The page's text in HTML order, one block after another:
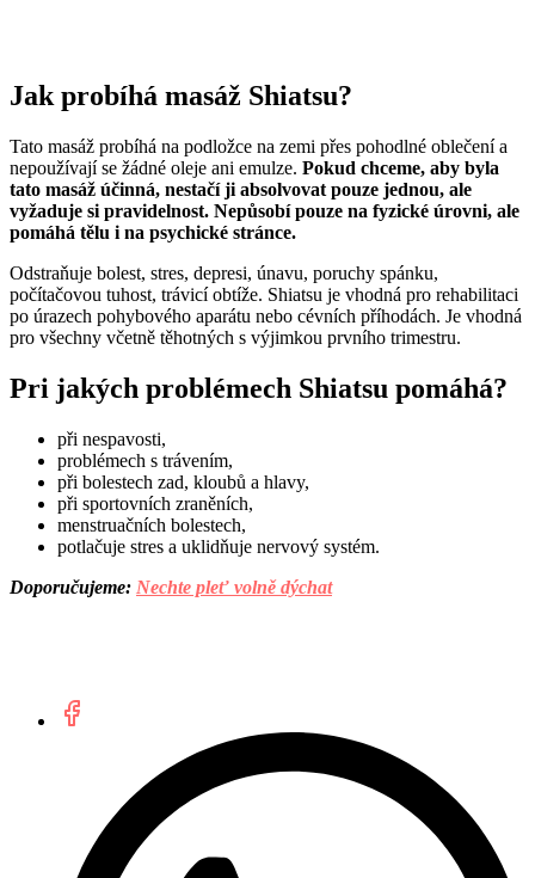
Jak probíhá masáž Shiatsu?
Tato masáž probíhá na podložce na zemi přes pohodlné oblečení a
nepoužívají se žádné oleje ani emulze. Pokud chceme, aby byla
tato masáž účinná, nestačí ji absolvovat pouze jednou, ale
vyžaduje si pravidelnost. Nepůsobí pouze na fyzické úrovni, ale
pomáhá tělu i na psychické stránce.
Odstraňuje bolest, stres, depresi, únavu, poruchy spánku,
počítačovou tuhost, trávicí obtíže. Shiatsu je vhodná pro rehabilitaci
po úrazech pohybového aparátu nebo cévních příhodách. Je vhodná
pro všechny včetně těhotných s výjimkou prvního trimestru.
Pri jakých problémech Shiatsu pomáhá?
při nespavosti,
problémech s trávením,
při bolestech zad, kloubů a hlavy,
při sportovních zraněních,
menstruačních bolestech,
potlačuje stres a uklidňuje nervový systém.
Doporučujeme: Nechte pleť volně dýchat